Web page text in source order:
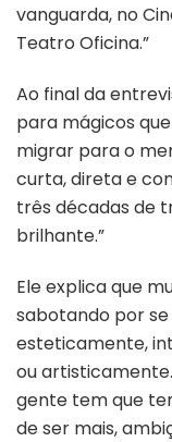
vanguarda, no
Teatro Oficina.”
Ao final da
para mágicos
migrar para o
curta, direta e
três décadas de
brilhante.”
Ele explica que
sabotando por
esteticamente,
ou
gente tem que
de ser mais,